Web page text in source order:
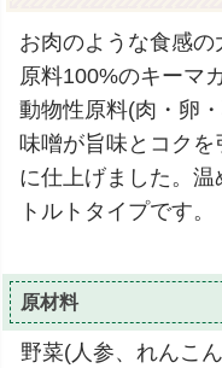
お肉のような食感
原料100%のキーマ
動物性原料(肉・卵
味噌が旨味とコク
に仕上げました。
トルトタイプです。
原材料
野菜(人参、れんこ